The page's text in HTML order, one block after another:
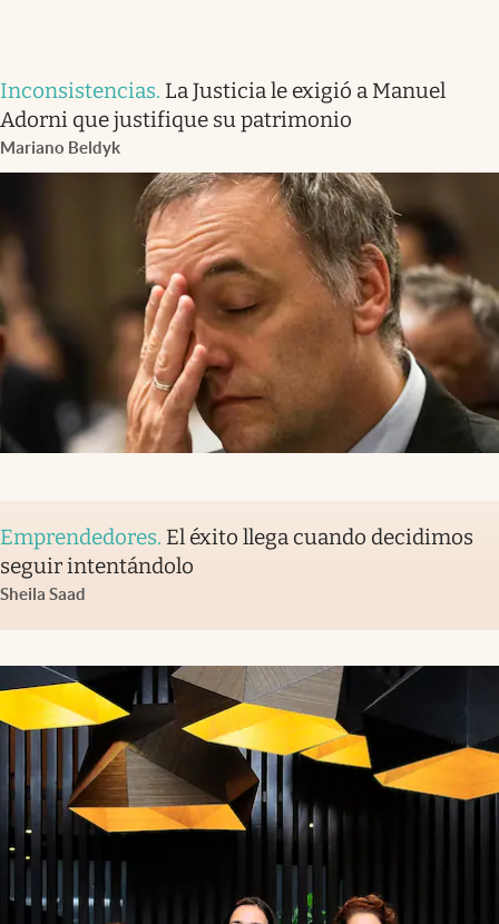
Inconsistencias. La Justicia le exigió a Manuel
Adorni que justifique su patrimonio
Mariano Beldyk
Emprendedores. El éxito llega cuando decidimos
seguir intentándolo
Sheila Saad